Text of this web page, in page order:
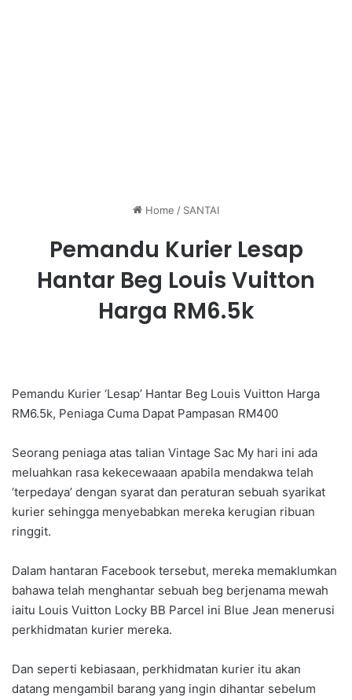
Home / SANTAI
Pemandu Kurier Lesap
Hantar Beg Louis Vuitton
Harga RM6.5k
Pemandu Kurier ‘Lesap’ Hantar Beg Louis Vuitton Harga
RM6.5k, Peniaga Cuma Dapat Pampasan RM400
Seorang peniaga atas talian Vintage Sac My hari ini ada
meluahkan rasa kekecewaaan apabila mendakwa telah
‘terpedaya’ dengan syarat dan peraturan sebuah syarikat
kurier sehingga menyebabkan mereka kerugian ribuan
ringgit.
Dalam hantaran Facebook tersebut, mereka memaklumkan
bahawa telah menghantar sebuah beg berjenama mewah
iaitu Louis Vuitton Locky BB Parcel ini Blue Jean menerusi
perkhidmatan kurier mereka.
Dan seperti kebiasaan, perkhidmatan kurier itu akan
datang mengambil barang yang ingin dihantar sebelum